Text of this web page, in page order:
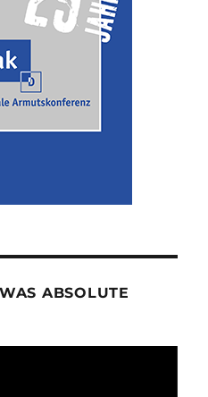
ABSOLUTE